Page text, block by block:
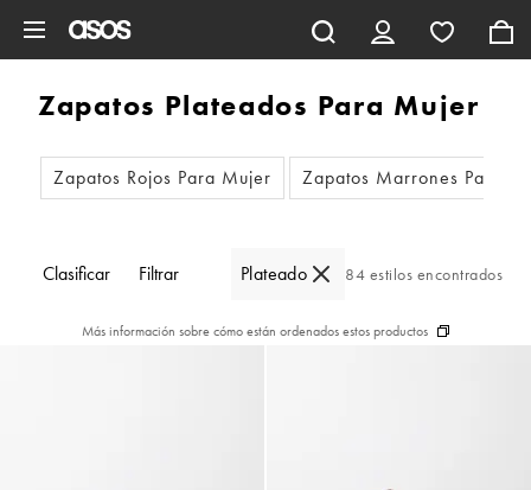
Zapatos Plateados Para Mujer
Zapatos Rojos Para Mujer Zapatos Marrones Para
Clasificar Filtrar Plateado 84 estilos encontrados
Más información sobre cómo están ordenados estos productos